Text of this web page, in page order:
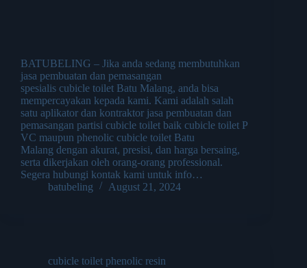
BATUBELING – Jika anda sedang membutuhkan
jasa pembuatan dan pemasangan
spesialis cubicle toilet Batu Malang, anda bisa
mempercayakan kepada kami. Kami adalah salah
satu aplikator dan kontraktor jasa pembuatan dan
pemasangan partisi cubicle toilet baik cubicle toilet P
VC maupun phenolic cubicle toilet Batu
Malang dengan akurat, presisi, dan harga bersaing,
serta dikerjakan oleh orang-orang professional.
Segera hubungi kontak kami untuk info…
batubeling
August 21, 2024
cubicle toilet phenolic resin